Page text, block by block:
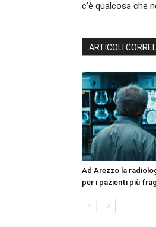
c’è qualcosa che
ARTICOLI
Ad Arezzo la
per i pazienti più